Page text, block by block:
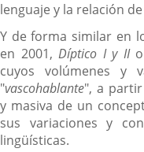
lenguaje y la relación
Y de forma similar en
en 2001, Díptico I y IIo
cuyos volúmenes y
"vascohablante", a
y masiva de un
sus variaciones y
lingüísticas.